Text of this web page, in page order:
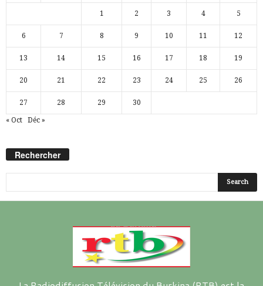
1 2 3 4 5
6 7 8 9 10 11 12
13 14 15 16 17 18 19
20 21 22 23 24 25 26
27 28 29 30
« Oct Déc »
Rechercher